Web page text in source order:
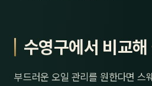
수영구에서 비교
부드러운 오일 관리를 원한다면 스